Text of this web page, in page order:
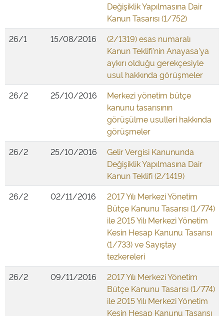
Değişiklik Yapılmasına Dair
Kanun Tasarısı (1/752)
26/1
15/08/2016
(2/1319) esas numaralı
Kanun Teklifi'nin Anayasa'ya
aykırı olduğu gerekçesiyle
usul hakkında görüşmeler
26/2
25/10/2016
Merkezi yönetim bütçe
kanunu tasarısının
görüşülme usulleri hakkında
görüşmeler
26/2
25/10/2016
Gelir Vergisi Kanununda
Değişiklik Yapılmasına Dair
Kanun Teklifi (2/1419)
26/2
02/11/2016
2017 Yılı Merkezi Yönetim
Bütçe Kanunu Tasarısı (1/774)
ile 2015 Yılı Merkezi Yönetim
Kesin Hesap Kanunu Tasarısı
(1/733) ve Sayıştay
tezkereleri
26/2
09/11/2016
2017 Yılı Merkezi Yönetim
Bütçe Kanunu Tasarısı (1/774)
ile 2015 Yılı Merkezi Yönetim
Kesin Hesap Kanunu Tasarısı